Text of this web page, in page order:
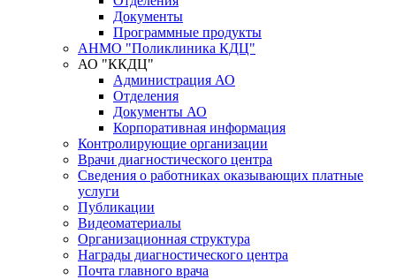
Документы
Программные продукты
АНМО "Поликлиника КДЦ"
АО "ККДЦ"
Администрация АО
Отделения
Документы АО
Корпоративная информация
Контролирующие организации
Врачи диагностического центра
Сведения о работниках оказывающих платные
услуги
Публикации
Видеоматериалы
Организационная структура
Награды диагностического центра
Почта главного врача